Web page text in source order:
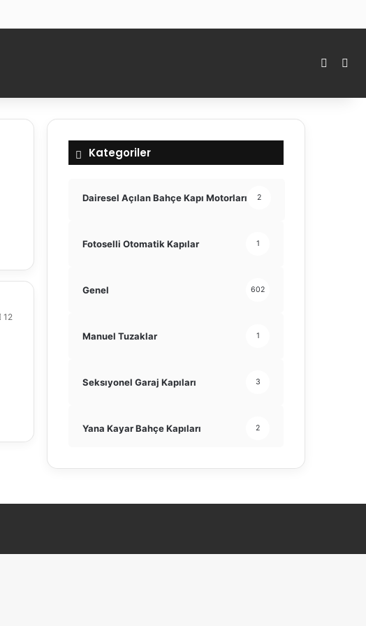
Kenar
12
Kategoriler
Dairesel Açılan Bahçe Kapı Motorları 2
Fotoselli Otomatik Kapılar 1
Genel 602
Manuel Tuzaklar 1
Seksıyonel Garaj Kapıları 3
Yana Kayar Bahçe Kapıları 2